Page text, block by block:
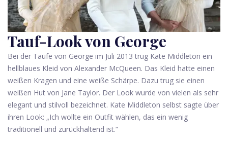
Tauf-Look von George
Bei der Taufe von George im Juli 2013 trug Kate Middleton ein
hellblaues Kleid von Alexander McQueen. Das Kleid hatte einen
weißen Kragen und eine weiße Schärpe. Dazu trug sie einen
weißen Hut von Jane Taylor. Der Look wurde von vielen als sehr
elegant und stilvoll bezeichnet. Kate Middleton selbst sagte über
ihren Look: „Ich wollte ein Outfit wählen, das ein wenig
traditionell und zurückhaltend ist.“